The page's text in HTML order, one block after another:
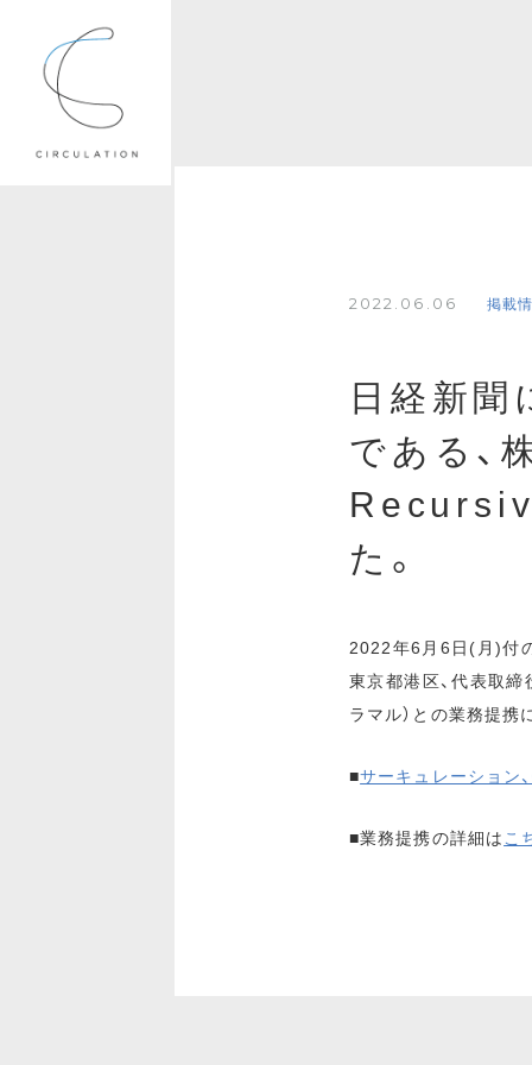
2022.06.06 掲載
日経新
である、
た。
2022年6月6日(月)付
東京都港区、代表取締
ラマル）との業務提携
■サーキュレーション
■業務提携の詳細はこ